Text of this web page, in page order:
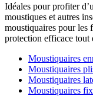
Idéales pour profiter
moustiques et autres
moustiquaires pour les
protection efficace tout
Moustiquaires
Moustiquaires
Moustiquaires
Moustiquaires